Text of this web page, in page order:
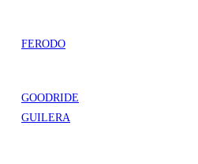
FERODO
GOODRIDE
GUILERA